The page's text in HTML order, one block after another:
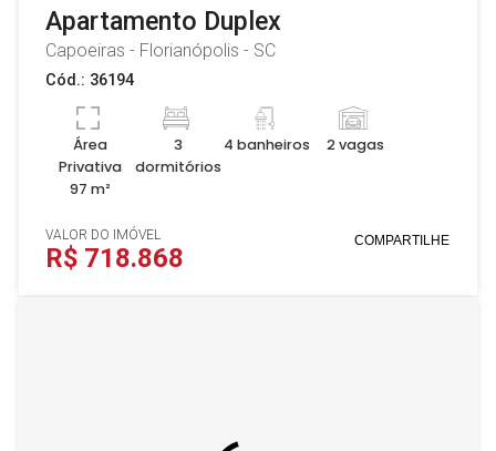
Apartamento Duplex
Capoeiras - Florianópolis - SC
Cód.: 36194
Área
Privativa
97 m²
3
dormitórios
4 banheiros 2 vagas
VALOR DO IMÓVEL
R$ 718.868
COMPARTILHE